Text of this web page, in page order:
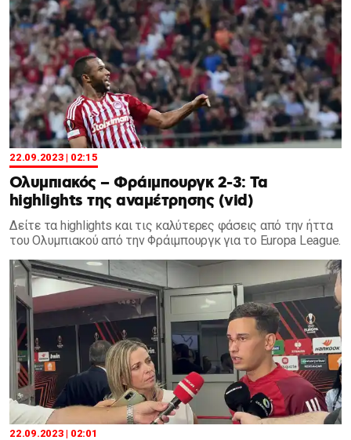
22.09.2023 | 02:15
Ολυμπιακός – Φράιμπουργκ 2-3: Τα
highlights της αναμέτρησης (vid)
Δείτε τα highlights και τις καλύτερες φάσεις από την ήττα
του Ολυμπιακού από την Φράιμπουργκ για το Europa League.
22.09.2023 | 02:01